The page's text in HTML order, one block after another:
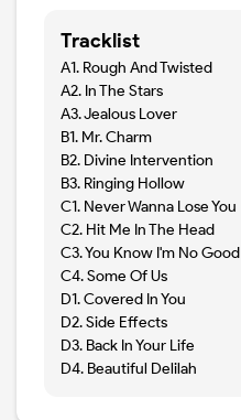
Tracklist
A1. Rough And Twisted
A2. In The Stars
A3. Jealous Lover
B1. Mr. Charm
B2. Divine Intervention
B3. Ringing Hollow
C1. Never Wanna Lose You
C2. Hit Me In The Head
C3. You Know I'm No Good
C4. Some Of Us
D1. Covered In You
D2. Side Effects
D3. Back In Your Life
D4. Beautiful Delilah